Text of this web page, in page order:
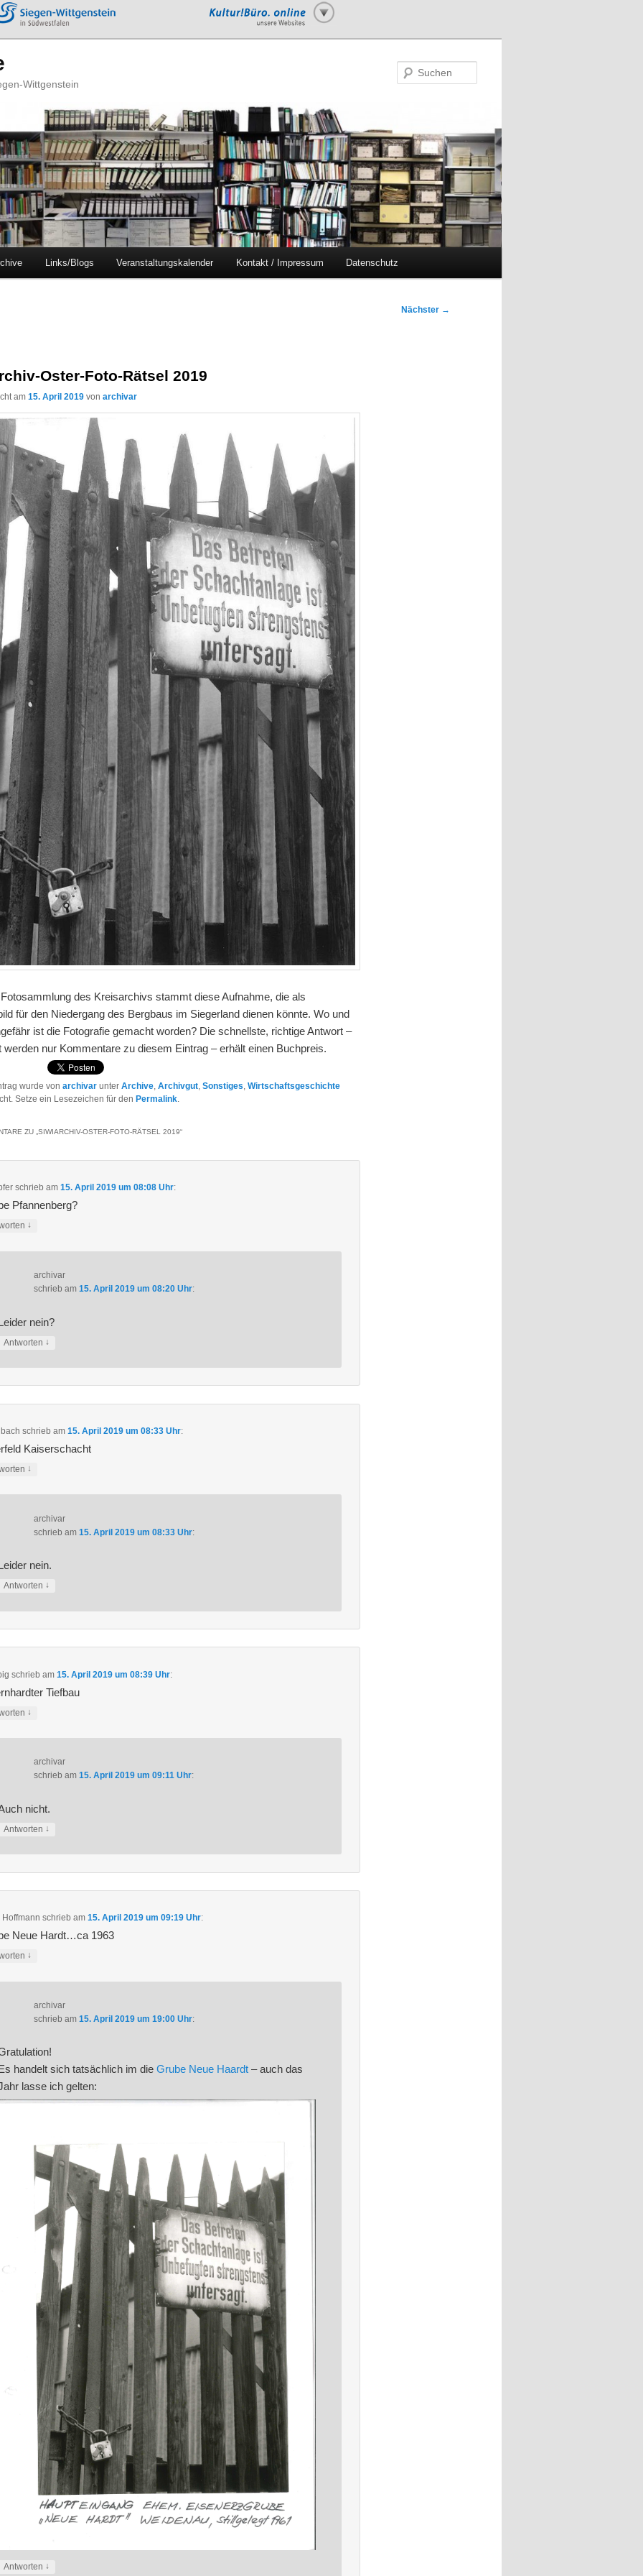
Wittgenstein
Links/Blogs Veranstaltungskalender Kontakt / Impressum Datenschutz
Nächster →
Oster-Foto-Rätsel 2019
am15. April 2019 vonarchivar
des Kreisarchivs stammt diese Aufnahme, die als
für den Niedergang des Bergbaus im Siegerland dienen könnte. Wo und
ist die Fotografie gemacht worden? Die schnellste, richtige Antwort –
werden nur Kommentare zu diesem Eintrag – erhält einen Buchpreis.
wurde vonarchivar unterArchive ,Archivgut ,Sonstiges ,Wirtschaftsgeschichte
Setze ein Lesezeichen für denPermalink
ZU „SIWIARCHIV-OSTER-FOTO-RÄTSEL 2019“
schrieb am 15. April 2019 um 08:08 Uhr:
Pfannenberg?
↓
archivar
schrieb am15. April 2019 um 08:20 Uhr:
nein?
Antworten ↓
schrieb am 15. April 2019 um 08:33 Uhr:
Kaiserschacht
↓
archivar
schrieb am15. April 2019 um 08:33 Uhr:
nein.
Antworten ↓
schrieb am 15. April 2019 um 08:39 Uhr:
Tiefbau
↓
archivar
schrieb am15. April 2019 um 09:11 Uhr:
nicht.
Antworten ↓
Hoffmann schrieb am 15. April 2019 um 09:19 Uhr:
Neue Hardt…ca 1963
↓
archivar
schrieb am15. April 2019 um 19:00 Uhr:
Es handelt sich tatsächlich im dieGrube Neue Haardt – auch das
lasse ich gelten:
Antworten ↓